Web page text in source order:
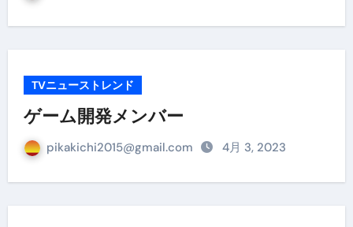
TVニューストレンド
ゲーム開発メンバー
pikakichi2015@gmail.com 4月 3, 2023